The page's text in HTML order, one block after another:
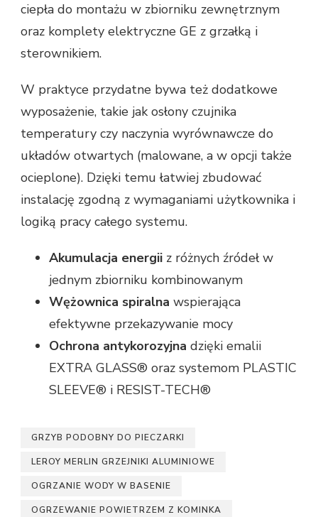
ciepła do montażu w zbiorniku zewnętrznym
oraz komplety elektryczne GE z grzałką i
sterownikiem.
W praktyce przydatne bywa też dodatkowe
wyposażenie, takie jak osłony czujnika
temperatury czy naczynia wyrównawcze do
układów otwartych (malowane, a w opcji także
ocieplone). Dzięki temu łatwiej zbudować
instalację zgodną z wymaganiami użytkownika i
logiką pracy całego systemu.
Akumulacja energii z różnych źródeł w
jednym zbiorniku kombinowanym
Wężownica spiralna wspierająca
efektywne przekazywanie mocy
Ochrona antykorozyjna dzięki emalii
EXTRA GLASS® oraz systemom PLASTIC
SLEEVE® i RESIST-TECH®
GRZYB PODOBNY DO PIECZARKI
LEROY MERLIN GRZEJNIKI ALUMINIOWE
OGRZANIE WODY W BASENIE
OGRZEWANIE POWIETRZEM Z KOMINKA